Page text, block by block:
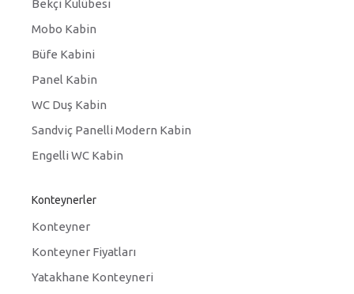
Bekçi Kulübesi
Mobo Kabin
Büfe Kabini
Panel Kabin
WC Duş Kabin
Sandviç Panelli Modern Kabin
Engelli WC Kabin
Konteynerler
Konteyner
Konteyner Fiyatları
Yatakhane Konteyneri